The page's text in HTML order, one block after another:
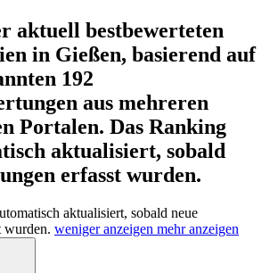
aktuell bestbewerteten
in Gießen, basierend auf
192
aus mehreren
Portalen. Das Ranking
aktualisiert, sobald
erfasst wurden.
aktualisiert, sobald neue
wurden. weniger anzeigen mehr anzeigen